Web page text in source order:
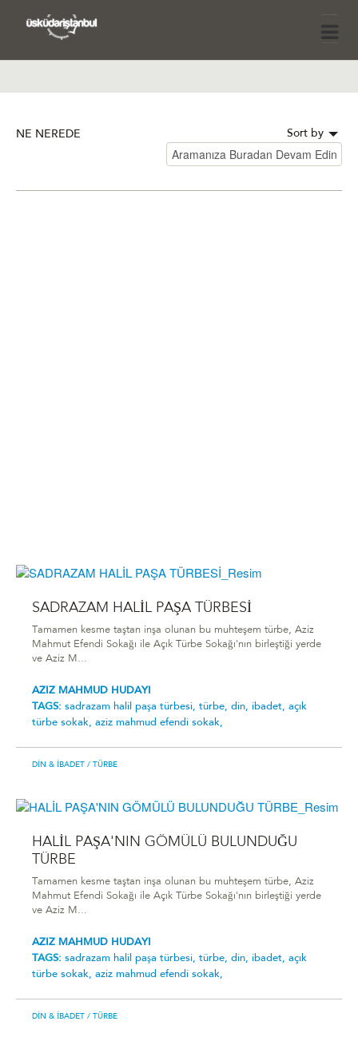
NE NEREDE Sort by
SADRAZAM HALİL PAŞA TÜRBESİ
Tamamen kesme taştan inşa olunan bu muhteşem türbe, Aziz
Mahmut Efendi Sokağı ile Açık Türbe Sokağı'nın birleştiği yerde
ve Aziz M...
AZIZ MAHMUD HUDAYI
TAGS: sadrazam hali̇l paşa türbesi̇, türbe, din, ibadet, açık
türbe sokak, aziz mahmud efendi sokak,
DIN & İBADET / TÜRBE
HALİL PAŞA'NIN GÖMÜLÜ BULUNDUĞU
TÜRBE
Tamamen kesme taştan inşa olunan bu muhteşem türbe, Aziz
Mahmut Efendi Sokağı ile Açık Türbe Sokağı'nın birleştiği yerde
ve Aziz M...
AZIZ MAHMUD HUDAYI
TAGS: sadrazam hali̇l paşa türbesi̇, türbe, din, ibadet, açık
türbe sokak, aziz mahmud efendi sokak,
DIN & İBADET / TÜRBE